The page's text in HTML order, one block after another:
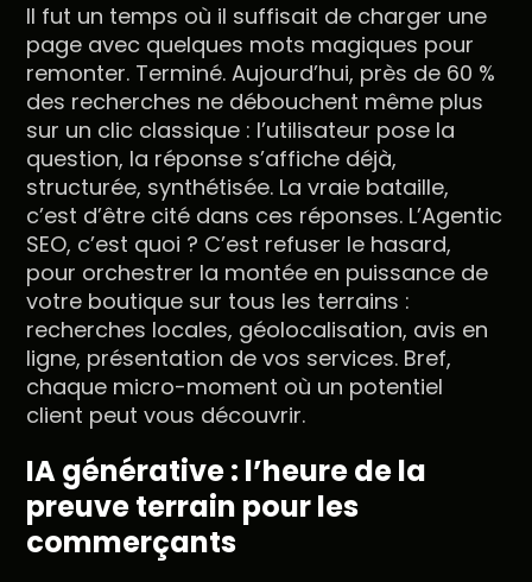
Il fut un temps où il suffisait de charger une
page avec quelques mots magiques pour
remonter. Terminé. Aujourd’hui, près de 60 %
des recherches ne débouchent même plus
sur un clic classique : l’utilisateur pose la
question, la réponse s’affiche déjà,
structurée, synthétisée. La vraie bataille,
c’est d’être cité dans ces réponses. L’Agentic
SEO, c’est quoi ? C’est refuser le hasard,
pour orchestrer la montée en puissance de
votre boutique sur tous les terrains :
recherches locales, géolocalisation, avis en
ligne, présentation de vos services. Bref,
chaque micro-moment où un potentiel
client peut vous découvrir.
IA générative : l’heure de la
preuve terrain pour les
commerçants